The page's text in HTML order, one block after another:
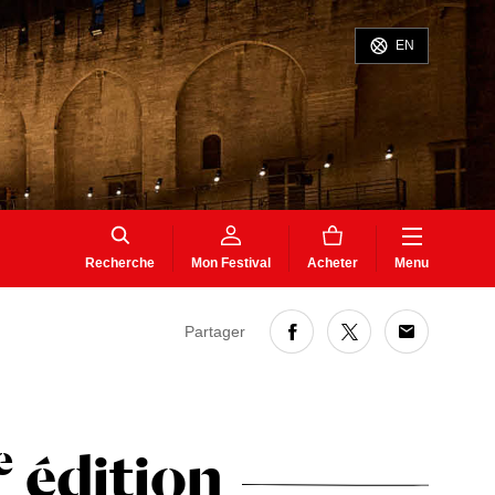
EN
Recherche Mon Festival Acheter Menu
Partager
édition